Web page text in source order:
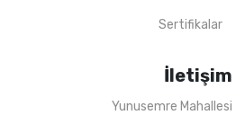
Sertifikalar
İletişim
Yunusemre Mahallesi